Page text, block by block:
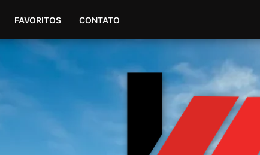
FAVORITOS CONTATO